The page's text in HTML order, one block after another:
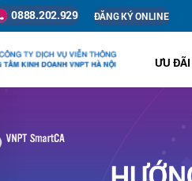
0888.202.929 ĐĂNG KÝ ONLINE
ƯU